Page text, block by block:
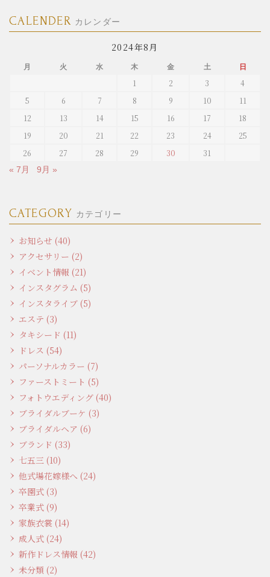
CALENDER カレンダー
2024年8月
月 火 水 木 金 土 日
1 2 3
4
5
6 7 8 9 10
11
12
13 14 15 16 17
18
19
20 21 22 23 24
25
26
27 28 29 30 31
« 7月 9月 »
CATEGORY カテゴリー
お知らせ (40)
アクセサリー (2)
イベント情報 (21)
インスタグラム (5)
インスタライブ (5)
エステ (3)
タキシード (11)
ドレス (54)
パーソナルカラー (7)
ファーストミート (5)
フォトウエディング (40)
ブライダルブーケ (3)
ブライダルヘア (6)
ブランド (33)
七五三 (10)
他式場花嫁様へ (24)
卒園式 (3)
卒業式 (9)
家族衣裳 (14)
成人式 (24)
新作ドレス情報 (42)
未分類 (2)